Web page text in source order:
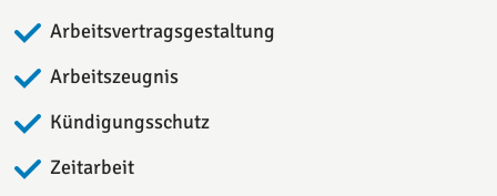
Arbeitsvertragsgestaltung
Arbeitszeugnis
Kündigungsschutz
Zeitarbeit